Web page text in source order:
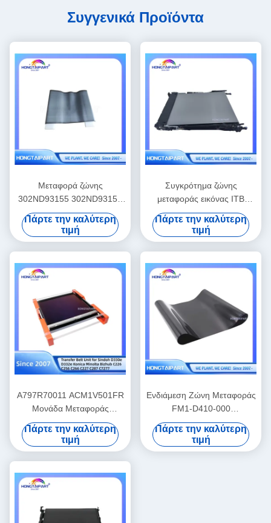
Συγγενικά Προϊόντα
Μεταφορά ζώνης
302ND93155 302ND93150
TR8550 TR8350 Για την
Kyocera Taskalfa 2552ci
2553ci 3252ci 3253ci 3552ci
4052ci 4053ci 5052ci 5053ci
6052ci 6053ci
Πάρτε την καλύτερη
τιμή
Συγκρότημα ζώνης
μεταφοράς εικόνας ITB
B5L24-67901 RM2-6576-
000 για H P M577 M578
M552 M553 M554 M555 Kit
ζώνης μεταφοράς
Πάρτε την καλύτερη
τιμή
A797R70011 ACM1V501FR
Μονάδα Μεταφοράς
Μελάνης για Εκτυπωτές
Sindoh D330e D332e και
Konica Minolta Bizhub C226
C256 C266 C227 C287
C7277
Πάρτε την καλύτερη
τιμή
Ενδιάμεση Ζώνη Μεταφοράς
FM1-D410-000
FM1D410000 FM1-D410-
010 για Canon C60 C700
C710 C710AC C800 C810
Πάρτε την καλύτερη
τιμή